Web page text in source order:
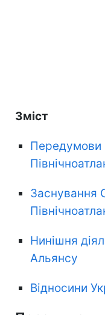
Зміст
Передумови
Заснування
Нинішня
Альянсу
Відносини